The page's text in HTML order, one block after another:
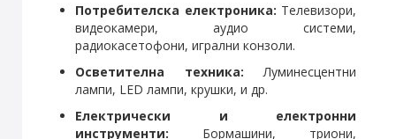
Потребителска електроника: Телевизори,
видеокамери, аудио системи,
радиокасетофони, игрални конзоли.
Осветителна техника: Луминесцентни
лампи, LED лампи, крушки, и др.
Електрически и електронни
инструменти: Бормашини, триони,